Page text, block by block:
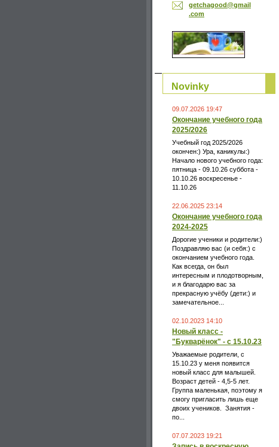
getchagood@gmail
.com
Novinky
09.07.2026 19:47
Окончание учебного года
2025/2026
Учебный год 2025/2026
окончен:) Ура, каникулы:)
Начало нового учебного года:
пятница - 09.10.26 суббота -
10.10.26 воскресенье -
11.10.26
22.06.2025 23:14
Окончание учебного года
2024-2025
Дорогие ученики и родители:)
Поздравляю вас (и себя:) с
окончанием учебного года.
Как всегда, он был
интересным и плодотворным,
и я благодарю вас за
прекрасную учёбу (дети:) и
замечательное...
02.10.2023 14:10
Новый класс -
"Букварёнок" - с 15.10.23
Уважаемые родители, с
15.10.23 у меня появится
новый класс для малышей.
Возраст детей - 4,5-5 лет.
Группа маленькая, поэтому я
смогу пригласить лишь еще
двоих учеников. Занятия -
по...
07.07.2023 19:21